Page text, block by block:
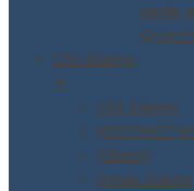
sede
Chi Siamo
▼
Chi Siamo
Clienti
Dove siamo